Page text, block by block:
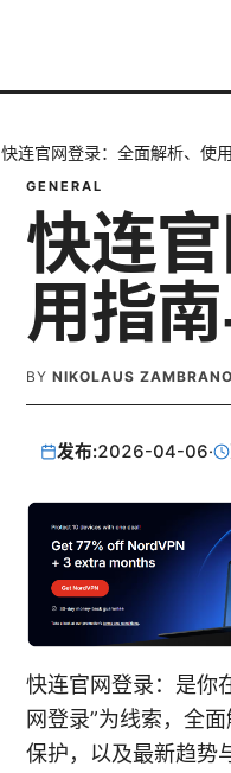
快连官网登录：全面解析、使
GENERAL
快连
用指
BY NIKOLAUS ZAMBRANO
发布:2026-04-06·
快连官网登录：是你
网登录”为线索，全
保护，以及最新趋势